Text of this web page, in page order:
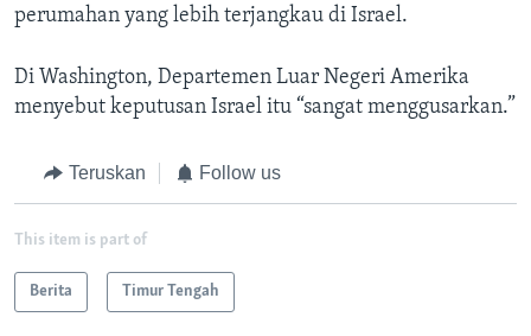
perumahan yang lebih terjangkau di Israel.
Di Washington, Departemen Luar Negeri Amerika
menyebut keputusan Israel itu “sangat menggusarkan.”
Teruskan Follow us
This item is part of
Berita Timur Tengah